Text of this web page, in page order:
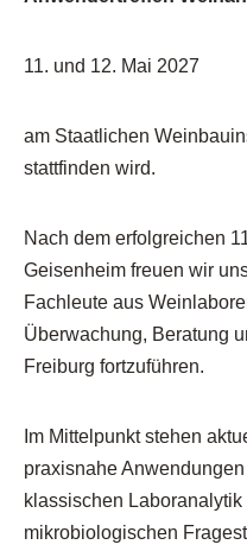
11. und 12. Mai 2027
am Staatlichen
stattfinden wird.
Nach dem erfolgreichen
Geisenheim freuen wir
Fachleute aus
Überwachung, Beratung
Freiburg fortzuführen.
Im Mittelpunkt stehen
praxisnahe
klassischen
mikrobiologischen